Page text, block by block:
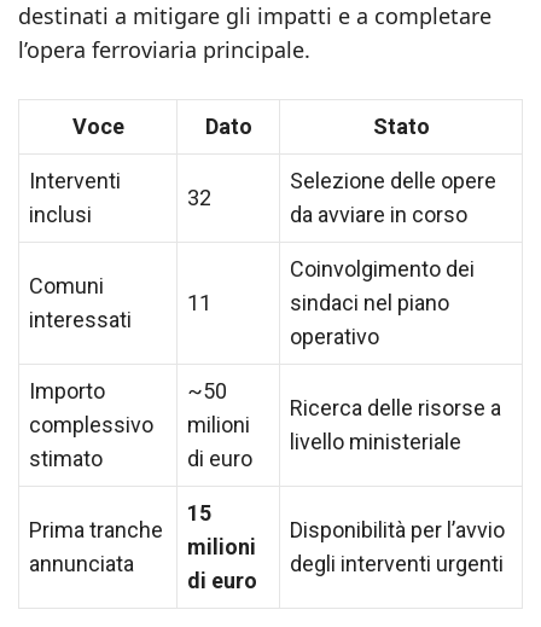
destinati a mitigare gli impatti e a completare
l’opera ferroviaria principale.
Voce Dato Stato
Interventi
inclusi
32
Selezione delle opere
da avviare in corso
Comuni
interessati
11
Coinvolgimento dei
sindaci nel piano
operativo
Importo
complessivo
stimato
~50
milioni
di euro
Ricerca delle risorse a
livello ministeriale
Prima tranche
annunciata
15
milioni
di euro
Disponibilità per l’avvio
degli interventi urgenti